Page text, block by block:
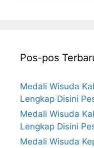
Pos-pos
Medali Wisuda
Lengkap Disini
Medali Wisuda
Lengkap Disini
Medali Wisuda